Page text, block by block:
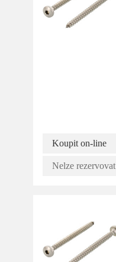
Koupit on-line
Nelze rezervovat